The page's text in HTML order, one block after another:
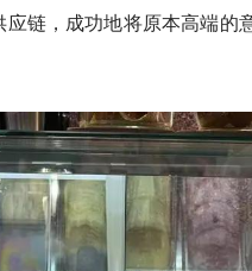
链，成功地将原本高端的